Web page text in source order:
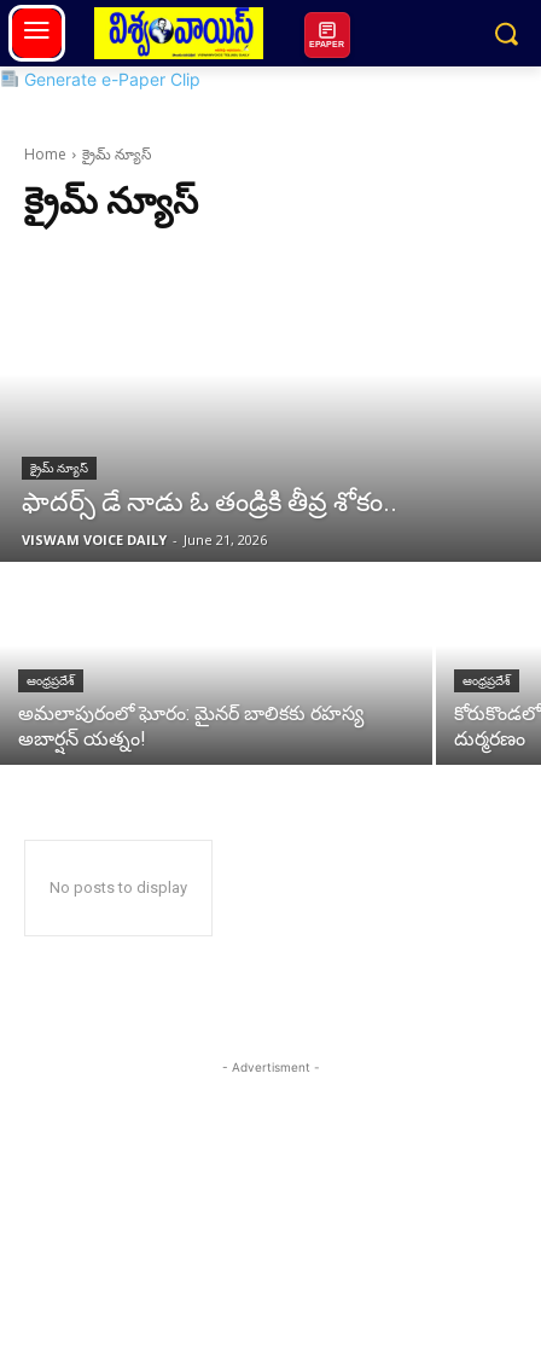
EPAPER
Generate e-Paper Clip
Home క్రైమ్ న్యూస్
క్రైమ్ న్యూస్
క్రైమ్ న్యూస్
ఫాదర్స్ డే నాడు ఓ తండ్రికి తీవ్ర శోకం..
VISWAM VOICE DAILY - June 21, 2026
ఆంధ్రప్రదేశ్
అమలాపురంలో ఘోరం: మైనర్ బాలికకు రహస్య
అబార్షన్ యత్నం!
ఆంధ్రప్రదేశ్
కోరుకొండలో
దుర్మరణం
No posts to display
- Advertisment -